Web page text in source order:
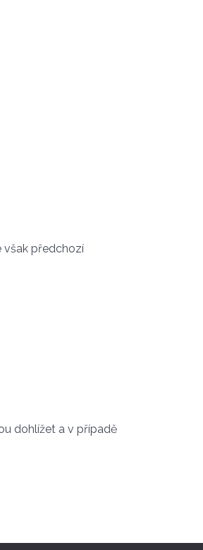
však předchozí
dohlížet a v případě